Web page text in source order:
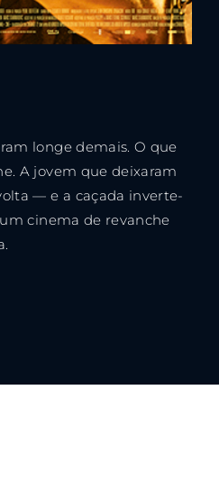
longe demais. O que
A jovem que deixaram
— e a caçada inverte-
cinema de revanche